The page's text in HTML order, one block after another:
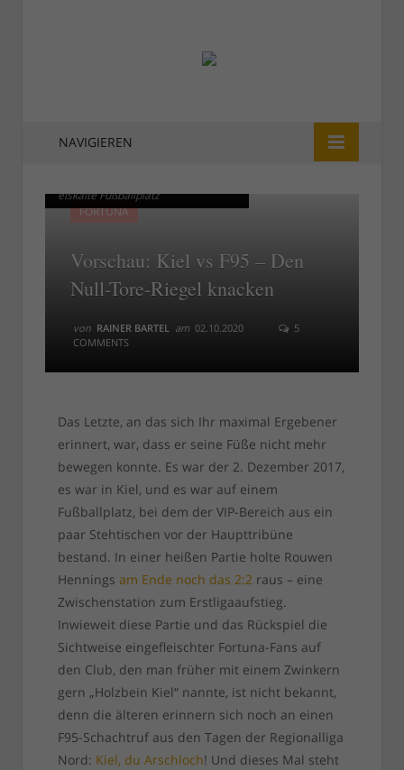
NAVIGIEREN
eiskalte Fußballplatz
FORTUNA
Vorschau: Kiel vs F95 – Den
Null-Tore-Riegel knacken
von RAINER BARTEL am 02.10.2020
5
COMMENTS
eiskalte Fußballplatz
Das Letzte, an das sich Ihr maximal Ergebener
erinnert, war, dass er seine Füße nicht mehr
bewegen konnte. Es war der 2. Dezember 2017,
es war in Kiel, und es war auf einem
Fußballplatz, bei dem der VIP-Bereich aus ein
paar Stehtischen vor der Haupttribüne
bestand. In einer heißen Partie holte Rouwen
Hennings am Ende noch das 2:2raus – eine
Zwischenstation zum Erstligaaufstieg.
Inwieweit diese Partie und das Rückspiel die
Sichtweise eingefleischter Fortuna-Fans auf
den Club, den man früher mit einem Zwinkern
gern „Holzbein Kiel“ nannte, ist nicht bekannt,
denn die älteren erinnern sich noch an einen
F95-Schachtruf aus den Tagen der Regionalliga
Nord: Kiel, du Arschloch! Und dieses Mal steht